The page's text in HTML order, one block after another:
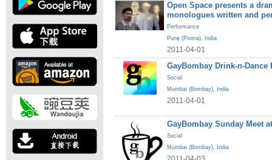
Open Space presents a
monologues written and
Performance
Pune (Poona), India
2011-04-01
GayBombay Drink-n-Dance
Social
Mumbai (Bombay), India
2011-04-01
GayBombay Sunday Meet
Social
Mumbai (Bombay), India